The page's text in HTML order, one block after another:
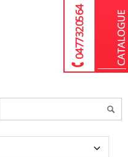
04 77 32 05 64